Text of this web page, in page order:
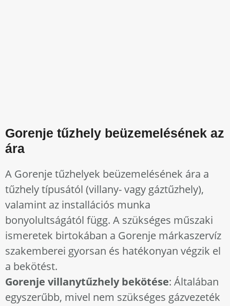
Gorenje tűzhely beüzemelésének az
ára
A Gorenje tűzhelyek beüzemelésének ára a
tűzhely típusától (villany- vagy gáztűzhely),
valamint az installációs munka
bonyolultságától függ. A szükséges műszaki
ismeretek birtokában a Gorenje márkaszervíz
szakemberei gyorsan és hatékonyan végzik el
a bekötést.
Gorenje villanytűzhely bekötése: Általában
egyszerűbb, mivel nem szükséges gázvezeték